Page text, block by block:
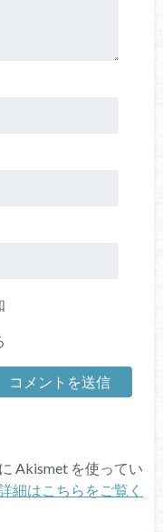
Akismet を使ってい
細はこちらをご覧く